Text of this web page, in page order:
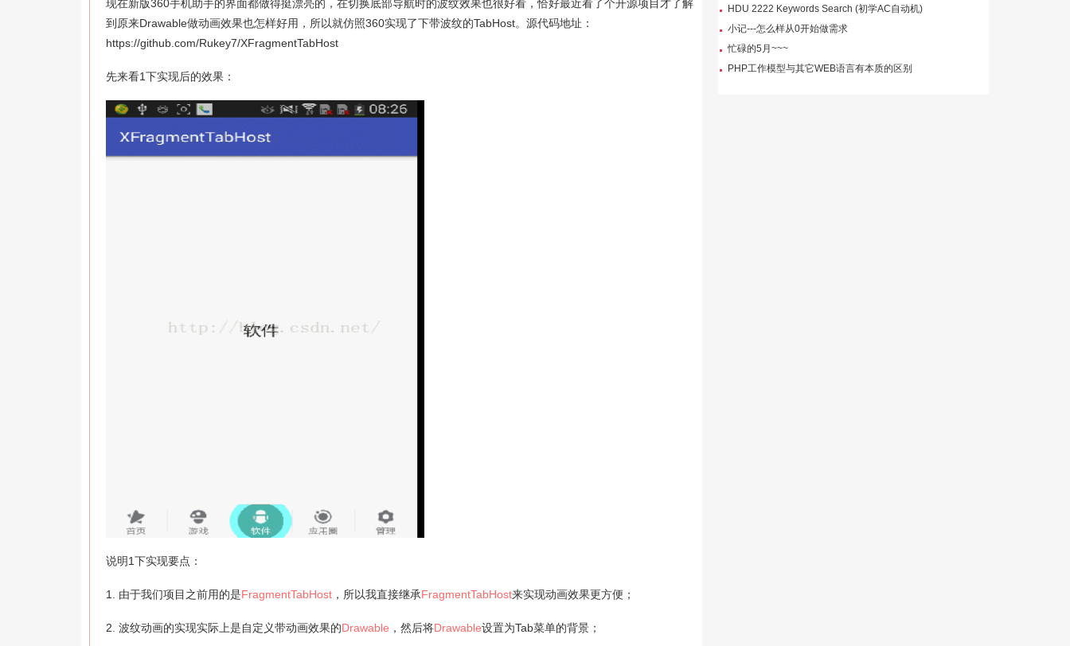
现在新版360手机助手的界面都做得挺漂亮的，在切换底部导航时的波纹效果也很好看，恰好最近看了个开源项目才了解
到原来Drawable做动画效果也怎样好用，所以就仿照360实现了下带波纹的TabHost。源代码地址：
https://github.com/Rukey7/XFragmentTabHost
先来看1下实现后的效果：
说明1下实现要点：
1. 由于我们项目之前用的是FragmentTabHost ，所以我直接继承FragmentTabHost来实现动画效果更方便；
2. 波纹动画的实现实际上是自定义带动画效果的Drawable ，然后将Drawable设置为Tab菜单的背景；
HDU 2222 Keywords Search (初学AC自动机)
小记---怎么样从0开始做需求
忙碌的5月~~~
PHP工作模型与其它WEB语言有本质的区别